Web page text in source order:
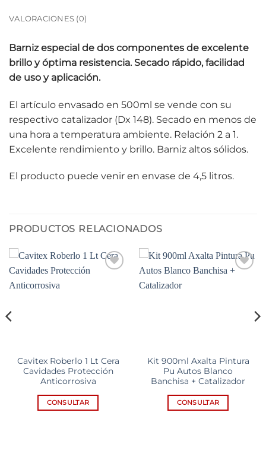
VALORACIONES (0)
Barniz especial de dos componentes de excelente
brillo y óptima resistencia. Secado rápido, facilidad
de uso y aplicación.
El artículo envasado en 500ml se vende con su
respectivo catalizador (Dx 148). Secado en menos de
una hora a temperatura ambiente. Relación 2 a 1.
Excelente rendimiento y brillo. Barniz altos sólidos.
El producto puede venir en envase de 4,5 litros.
PRODUCTOS RELACIONADOS
Cavitex Roberlo 1 Lt Cera
Cavidades Protección
Anticorrosiva
CONSULTAR
Kit 900ml Axalta Pintura
Pu Autos Blanco
Banchisa + Catalizador
CONSULTAR